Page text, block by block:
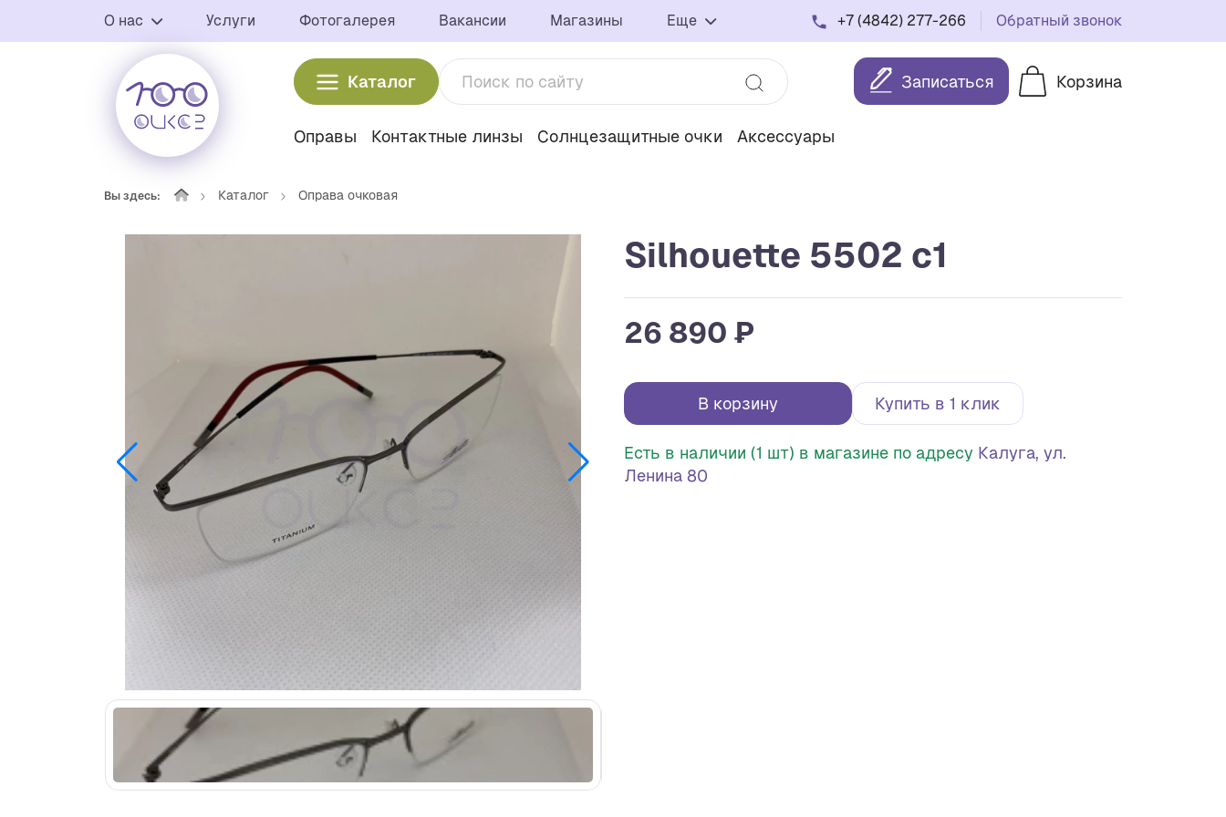
О нас Услуги Фотогалерея Вакансии Магазины Еще +7 (4842) 277-266 Обратный звонок
Каталог Записаться Корзина
Оправы Контактные линзы Солнцезащитные очки Аксессуары
Вы здесь: Каталог Оправа очковая
Silhouette 5502 с1
26 890 ₽
В корзину Купить в 1 клик
Есть в наличии (1 шт) в магазине по адресу Калуга, ул.
Ленина 80